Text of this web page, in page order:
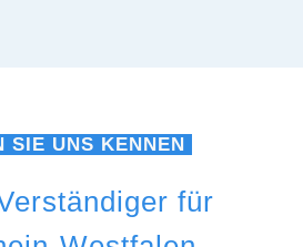
SIE UNS KENNEN
für